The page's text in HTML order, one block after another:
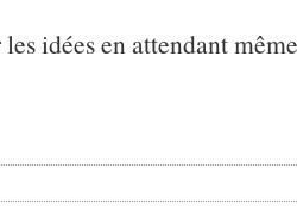
idées en attendant